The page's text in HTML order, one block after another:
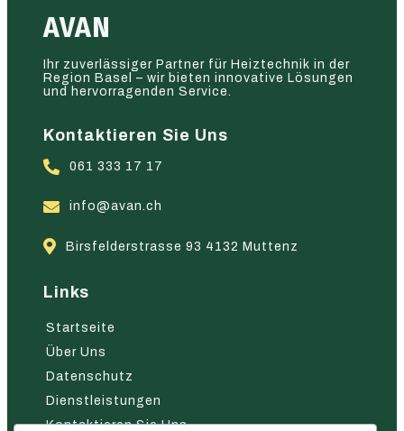
AVAN
Ihr zuverlässiger Partner für Heiztechnik in der
Region Basel – wir bieten innovative Lösungen
und hervorragenden Service.
Kontaktieren Sie Uns
061 333 17 17
info@avan.ch
Birsfelderstrasse 93 4132 Muttenz
Links
Startseite
Über Uns
Datenschutz
Dienstleistungen
Kontaktieren Sie Uns